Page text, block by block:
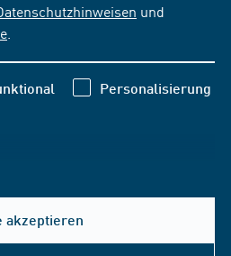
und
Personalisierung
akzeptieren
Hilfe & Kontakt